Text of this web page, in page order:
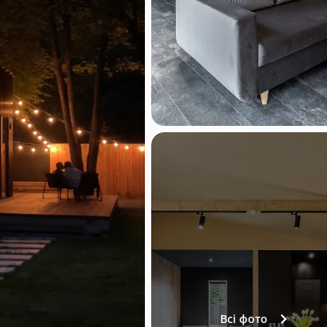
Всі фото